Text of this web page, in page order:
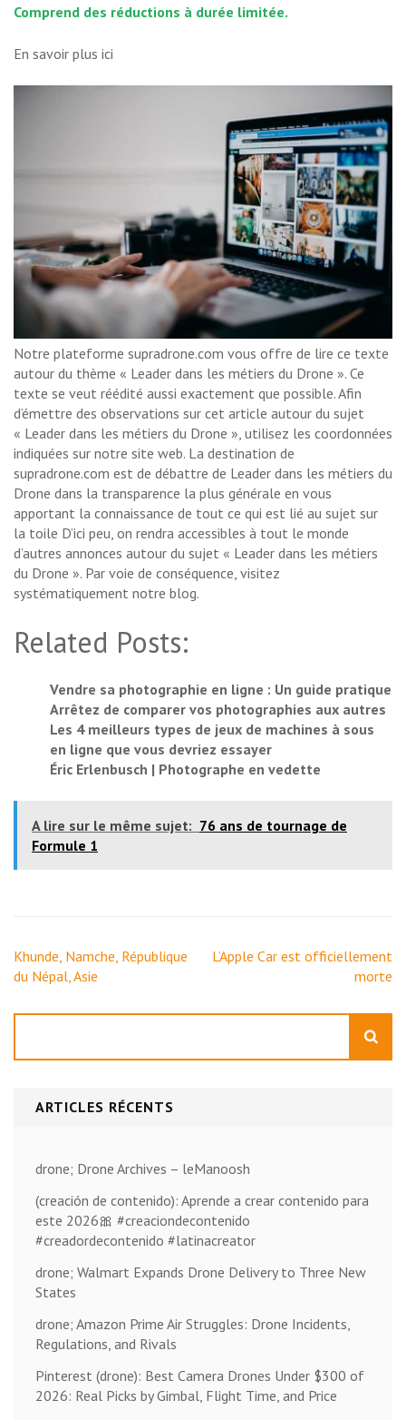
Comprend des réductions à durée limitée.
En savoir plus ici
Notre plateforme supradrone.com vous offre de lire ce texte
autour du thème « Leader dans les métiers du Drone ». Ce
texte se veut réédité aussi exactement que possible. Afin
d’émettre des observations sur cet article autour du sujet
« Leader dans les métiers du Drone », utilisez les coordonnées
indiquées sur notre site web. La destination de
supradrone.com est de débattre de Leader dans les métiers du
Drone dans la transparence la plus générale en vous
apportant la connaissance de tout ce qui est lié au sujet sur
la toile D’ici peu, on rendra accessibles à tout le monde
d’autres annonces autour du sujet « Leader dans les métiers
du Drone ». Par voie de conséquence, visitez
systématiquement notre blog.
Related Posts:
Vendre sa photographie en ligne : Un guide pratique
Arrêtez de comparer vos photographies aux autres
Les 4 meilleurs types de jeux de machines à sous
en ligne que vous devriez essayer
Éric Erlenbusch | Photographe en vedette
A lire sur le même sujet: 76 ans de tournage de
Formule 1
Navigation
de
Khunde, Namche, République
du Népal, Asie
L’Apple Car est officiellement
morte
ARTICLES RÉCENTS
drone; Drone Archives – leManoosh
(creación de contenido): Aprende a crear contenido para
este 2026🎀 #creaciondecontenido
#creadordecontenido #latinacreator
drone; Walmart Expands Drone Delivery to Three New
States
drone; Amazon Prime Air Struggles: Drone Incidents,
Regulations, and Rivals
Pinterest (drone): Best Camera Drones Under $300 of
2026: Real Picks by Gimbal, Flight Time, and Price